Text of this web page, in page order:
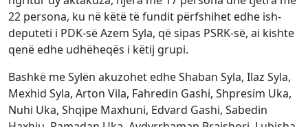
22 persona, ku në këtë të fundit përfshihet edhe ish-
deputeti i PDK-së Azem Syla, që sipas PSRK-së, ai kishte
qenë edhe udhëheqës i këtij grupi.
Bashkë me Sylën akuzohet edhe Shaban Syla, Ilaz Syla,
Mexhid Syla, Arton Vila, Fahredin Gashi, Shpresim Uka,
Nuhi Uka, Shqipe Maxhuni, Edvard Gashi, Sabedin